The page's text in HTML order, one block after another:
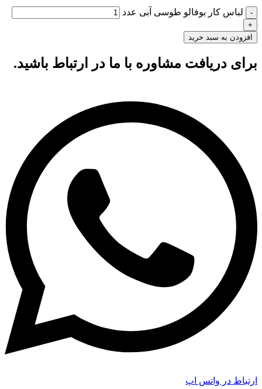
لباس کار بوفالو طوسی آبی عدد
افزودن به سبد خرید
برای دریافت مشاوره با ما در ارتباط باشید.
ارتباط در واتس اپ